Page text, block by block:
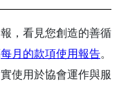
，看見您創造的善循
每月的款項使用報告。
使用於協會運作與服